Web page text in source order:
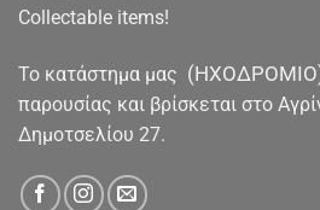
Collectable items!
To κατάστημα μας
παρουσίας και βρίσκεται στο
Δημοτσελίου 27.